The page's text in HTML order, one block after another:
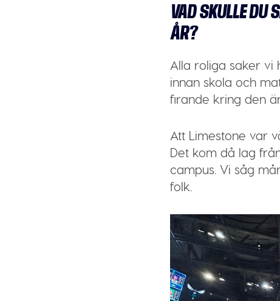
VAD SKULLE DU
ÅR?
Alla roliga saker vi
innan skola och
firande kring den
Att Limestone var
Det kom då lag
campus. Vi såg
folk.